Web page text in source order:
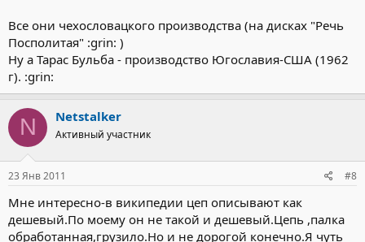
Все они чехословацкого производства (на дисках "Речь
Посполитая" :grin: )
Ну а Тарас Бульба - производство Югославия-США (1962
г). :grin:
N Netstalker
Активный участник
23 Янв 2011 #8
Мне интересно-в википедии цеп описывают как
дешевый.По моему он не такой и дешевый.Цепь ,палка
обработанная,грузило.Но и не дорогой конечно.Я чуть